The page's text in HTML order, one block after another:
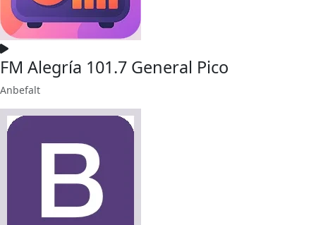
FM Alegría 101.7 General Pico
Anbefalt